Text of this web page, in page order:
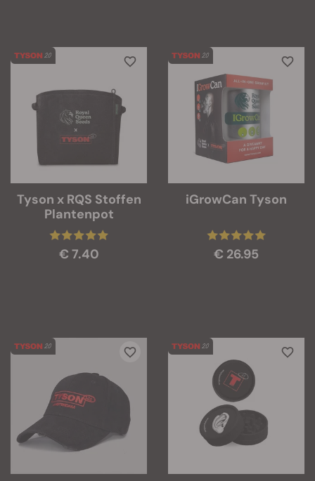
Tyson x RQS Stoffen
Plantenpot
€ 7.40
iGrowCan Tyson
€ 26.95